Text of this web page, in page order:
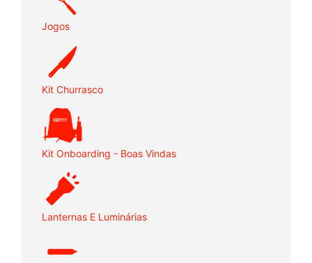
Jogos
Kit Churrasco
Kit Onboarding - Boas Vindas
Lanternas E Luminárias